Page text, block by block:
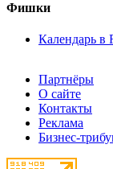
Фишки
Календарь в
Партнёры
О сайте
Контакты
Реклама
Бизнес-